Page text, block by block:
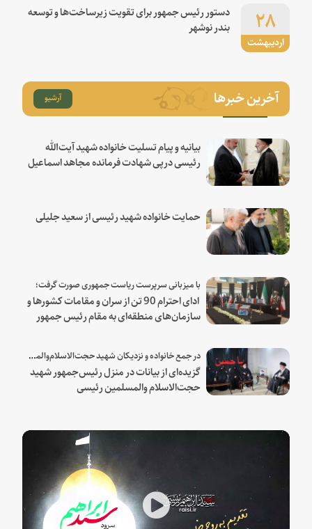
اردیبهشت
۲۸
دستور رئیس جمهور برای تقویت زیرساخت‌ها و توسعه
بندر نوشهر
آخرین خبرها آرشیو
بیانیه و پیام تسلیت خانواده شهید آیت‌الله
رئیسی درپی شهادت فرمانده مجاهد اسماعیل
حمایت خانواده شهید رئیسی از سعید جلیلی
با میزبانی سرپرست ریاست جمهوری صورت گرفت؛
ادای احترام 90 تن از سران و مقامات کشورها و
سازمان‌های منطقه‌ای به مقام رئیس جمهور
در جمع خانواده و نزدیکان شهید حجت‌الاسلام‌والمسلمین رئیسی:
گزیده‌ای از بیانات در منزل رئیس‌جمهور شهید
حجت‌الاسلام والمسلمین رئیسی